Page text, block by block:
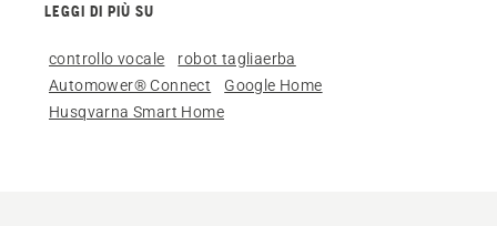
LEGGI DI PIÙ SU
controllo vocale
robot tagliaerba
Automower® Connect
Google Home
Husqvarna Smart Home